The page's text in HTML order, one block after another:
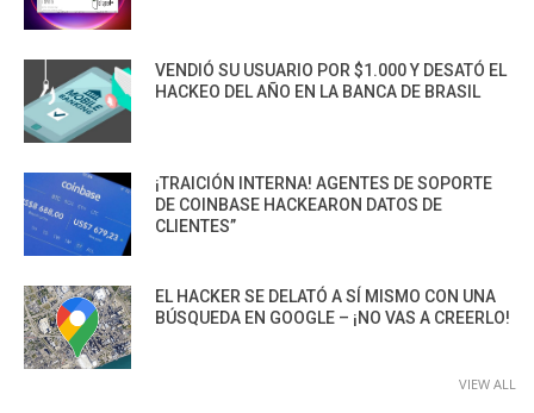
VENDIÓ SU USUARIO POR $1.000 Y DESATÓ EL
HACKEO DEL AÑO EN LA BANCA DE BRASIL
¡TRAICIÓN INTERNA! AGENTES DE SOPORTE
DE COINBASE HACKEARON DATOS DE
CLIENTES”
EL HACKER SE DELATÓ A SÍ MISMO CON UNA
BÚSQUEDA EN GOOGLE – ¡NO VAS A CREERLO!
VIEW ALL